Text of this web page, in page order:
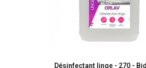
Aperçu rapide
Désinfectant linge - 270 -